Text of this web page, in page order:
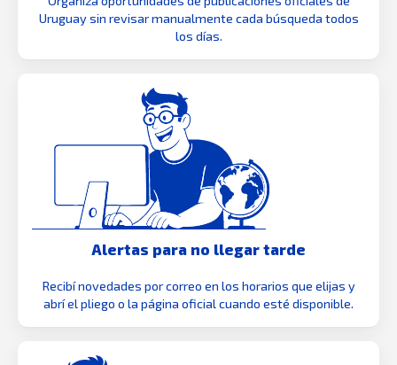
Uruguay sin revisar manualmente cada búsqueda todos
los días.
Alertas para no llegar tarde
Recibí novedades por correo en los horarios que elijas y
abrí el pliego o la página oficial cuando esté disponible.